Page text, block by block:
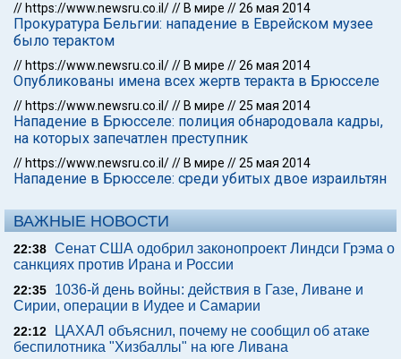
// https://www.newsru.co.il/// В мире //26 мая 2014
Прокуратура Бельгии: нападение в Еврейском музее
было терактом
// https://www.newsru.co.il/// В мире //26 мая 2014
Опубликованы имена всех жертв теракта в Брюсселе
// https://www.newsru.co.il/// В мире //25 мая 2014
Нападение в Брюсселе: полиция обнародовала кадры,
на которых запечатлен преступник
// https://www.newsru.co.il/// В мире //25 мая 2014
Нападение в Брюсселе: среди убитых двое израильтян
ВАЖНЫЕ НОВОСТИ
22:38 Сенат США одобрил законопроект Линдси Грэма о
санкциях против Ирана и России
22:35
1036-й день войны: действия в Газе, Ливане и
Сирии, операции в Иудее и Самарии
22:12
ЦАХАЛ объяснил, почему не сообщил об атаке
беспилотника "Хизбаллы" на юге Ливана